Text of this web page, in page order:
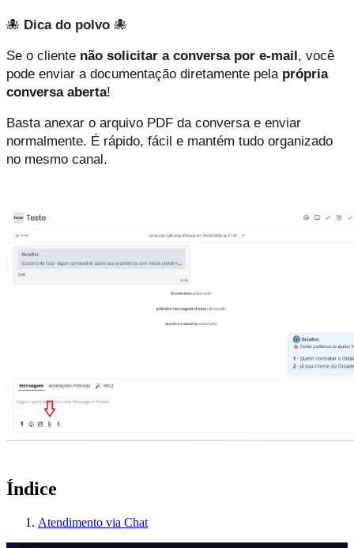
🐙 Dica do polvo 🐙
Se o cliente não solicitar a conversa por e-mail, você
pode enviar a documentação diretamente pela própria
conversa aberta!
Basta anexar o arquivo PDF da conversa e enviar
normalmente. É rápido, fácil e mantém tudo organizado
no mesmo canal.
Índice
Atendimento via Chat